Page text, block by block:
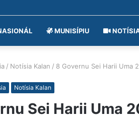
MUNISÍPIU
/ Notísia Kalan / 8 Governu Sei Harii Uma
Notísia Kalan
Sei Harii Uma